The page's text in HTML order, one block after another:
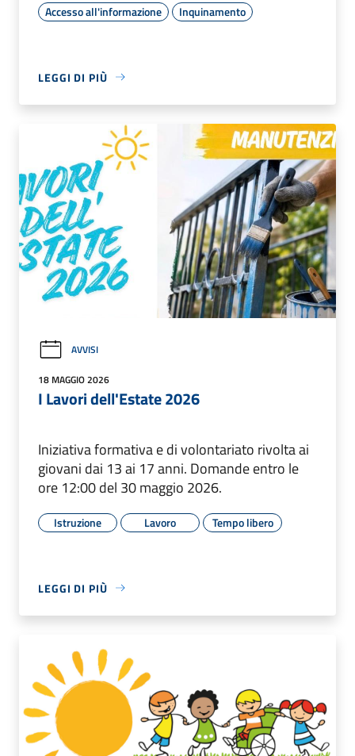
Accesso all'informazione Inquinamento
LEGGI DI PIÙ
AVVISI
18 MAGGIO 2026
I Lavori dell'Estate 2026
Iniziativa formativa e di volontariato rivolta ai
giovani dai 13 ai 17 anni. Domande entro le
ore 12:00 del 30 maggio 2026.
Istruzione Lavoro Tempo libero
LEGGI DI PIÙ